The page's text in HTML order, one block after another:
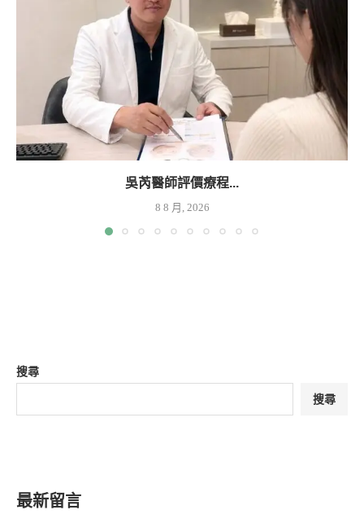
吳芮醫師評價療程...
8 8 月, 2026
搜尋
搜尋
最新留言